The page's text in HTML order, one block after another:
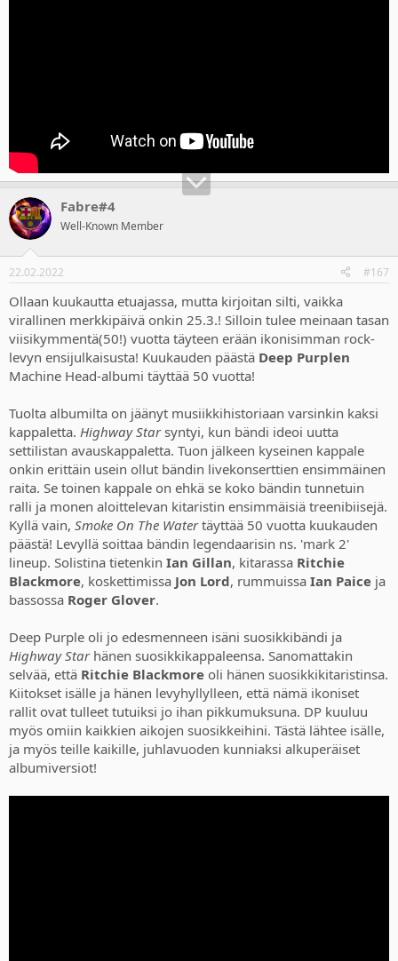
Fabre#4
Well-Known Member
22.02.2022 #167
Ollaan kuukautta etuajassa, mutta kirjoitan silti, vaikka
virallinen merkkipäivä onkin 25.3.! Silloin tulee meinaan tasan
viisikymmentä(50!) vuotta täyteen erään ikonisimman rock-
levyn ensijulkaisusta! Kuukauden päästä Deep Purplen
Machine Head-albumi täyttää 50 vuotta!
Tuolta albumilta on jäänyt musiikkihistoriaan varsinkin kaksi
kappaletta. Highway Starsyntyi, kun bändi ideoi uutta
settilistan avauskappaletta. Tuon jälkeen kyseinen kappale
onkin erittäin usein ollut bändin livekonserttien ensimmäinen
raita. Se toinen kappale on ehkä se koko bändin tunnetuin
ralli ja monen aloittelevan kitaristin ensimmäisiä treenibiisejä.
Kyllä vain, Smoke On The Watertäyttää 50 vuotta kuukauden
päästä! Levyllä soittaa bändin legendaarisin ns. 'mark 2'
lineup. Solistina tietenkin Ian Gillan, kitarassa Ritchie
Blackmore, koskettimissa Jon Lord, rummuissa Ian Paice ja
bassossa Roger Glover.
Deep Purple oli jo edesmenneen isäni suosikkibändi ja
Highway Starhänen suosikkikappaleensa. Sanomattakin
selvää, että Ritchie Blackmore oli hänen suosikkikitaristinsa.
Kiitokset isälle ja hänen levyhyllylleen, että nämä ikoniset
rallit ovat tulleet tutuiksi jo ihan pikkumuksuna. DP kuuluu
myös omiin kaikkien aikojen suosikkeihini. Tästä lähtee isälle,
ja myös teille kaikille, juhlavuoden kunniaksi alkuperäiset
albumiversiot!